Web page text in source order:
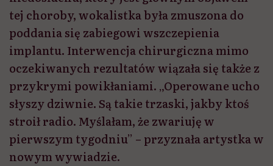
tej choroby, wokalistka była zmuszona do
poddania się zabiegowi wszczepienia
implantu. Interwencja chirurgiczna mimo
oczekiwanych rezultatów wiązała się także z
przykrymi powikłaniami. „Operowane ucho
słyszy dziwnie. Są takie trzaski, jakby ktoś
stroił radio. Myślałam, że zwariuję w
pierwszym tygodniu” – przyznała artystka w
nowym wywiadzie.